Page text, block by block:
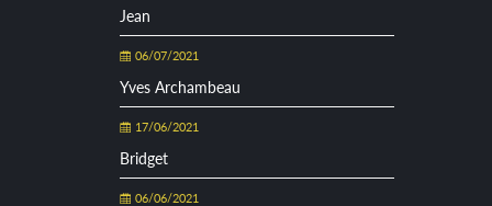
Jean
06/07/2021
Yves Archambeau
17/06/2021
Bridget
06/06/2021